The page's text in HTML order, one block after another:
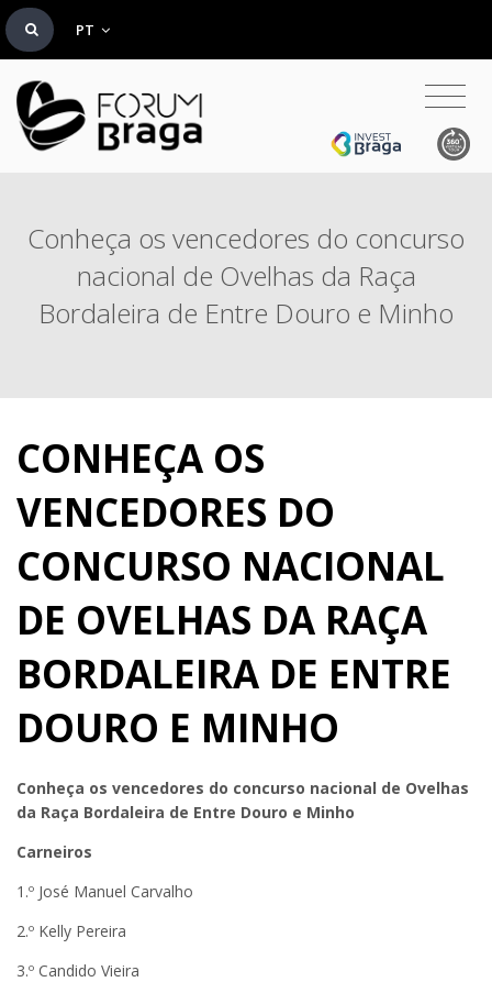
PT
Conheça os vencedores do concurso
nacional de Ovelhas da Raça
Bordaleira de Entre Douro e Minho
CONHEÇA OS
VENCEDORES DO
CONCURSO NACIONAL
DE OVELHAS DA RAÇA
BORDALEIRA DE ENTRE
DOURO E MINHO
Conheça os vencedores do concurso nacional de Ovelhas
da Raça Bordaleira de Entre Douro e Minho
Carneiros
1.º José Manuel Carvalho
2.º Kelly Pereira
3.º Candido Vieira